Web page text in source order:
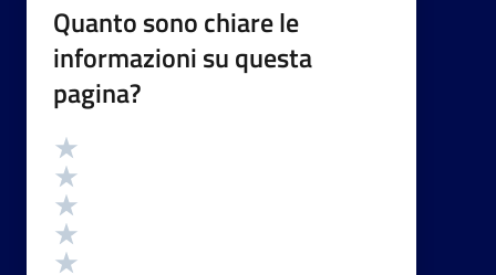
Quanto sono chiare le
informazioni su questa
pagina?
Valutazione